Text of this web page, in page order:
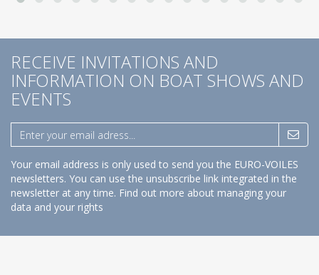
RECEIVE INVITATIONS AND
INFORMATION ON BOAT SHOWS AND
EVENTS
Your email address is only used to send you the EURO-VOILES
newsletters. You can use the unsubscribe link integrated in the
newsletter at any time. Find out more about managing your
data and your rights